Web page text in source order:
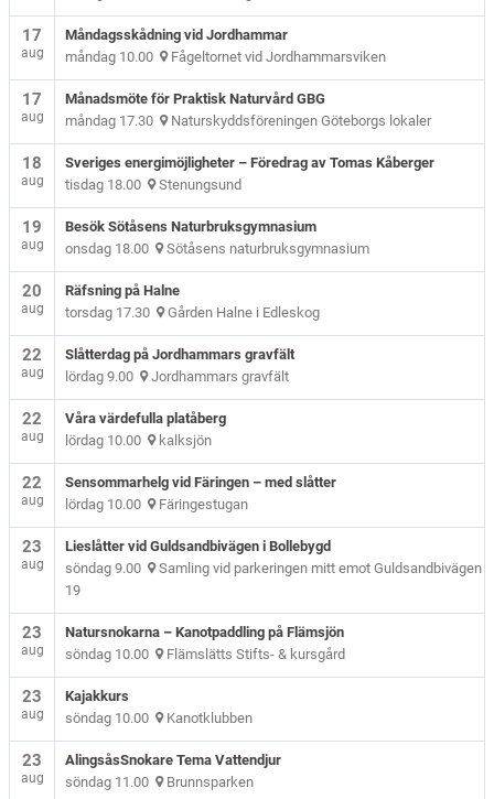
17
aug
Måndagsskådning vid Jordhammar
måndag 10.00 Fågeltornet vid Jordhammarsviken
17
aug
Månadsmöte för Praktisk Naturvård GBG
måndag 17.30 Naturskyddsföreningen Göteborgs lokaler
18
aug
Sveriges energimöjligheter – Föredrag av Tomas Kåberger
tisdag 18.00 Stenungsund
19
aug
Besök Sötåsens Naturbruksgymnasium
onsdag 18.00 Sötåsens naturbruksgymnasium
20
aug
Räfsning på Halne
torsdag 17.30 Gården Halne i Edleskog
22
aug
Slåtterdag på Jordhammars gravfält
lördag 9.00 Jordhammars gravfält
22
aug
Våra värdefulla platåberg
lördag 10.00 kalksjön
22
aug
Sensommarhelg vid Färingen – med slåtter
lördag 10.00 Färingestugan
23
aug
Lieslåtter vid Guldsandbivägen i Bollebygd
söndag 9.00 Samling vid parkeringen mitt emot Guldsandbivägen
19
23
aug
Natursnokarna – Kanotpaddling på Flämsjön
söndag 10.00 Flämslätts Stifts- & kursgård
23
aug
Kajakkurs
söndag 10.00 Kanotklubben
23
aug
AlingsåsSnokare Tema Vattendjur
söndag 11.00 Brunnsparken